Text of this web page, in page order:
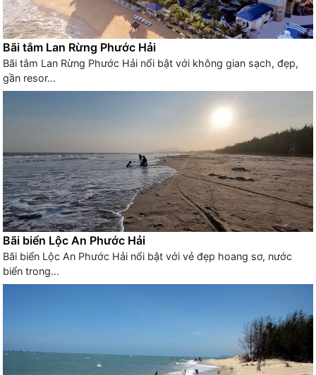
Bãi tắm Lan Rừng Phước Hải
Bãi tắm Lan Rừng Phước Hải nổi bật với không gian sạch, đẹp,
gần resor...
Bãi biển Lộc An Phước Hải
Bãi biển Lộc An Phước Hải nổi bật với vẻ đẹp hoang sơ, nước
biển trong...